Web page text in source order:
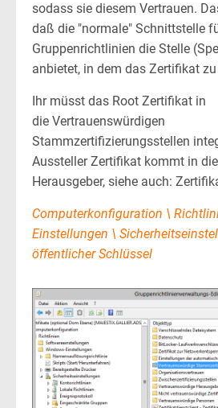
sodass sie diesem Vertrauen.
daß die "normale" Schnittstelle
Gruppenrichtlinien die Stelle
anbietet, in dem das Zertifikat
Ihr müsst das Root Zertifikat in
die Vertrauenswürdigen
Stammzertifizierungsstellen
Aussteller Zertifikat kommt in
Herausgeber, siehe auch:
Computerkonfiguration \
Einstellungen \
öffentlicher Schlüssel